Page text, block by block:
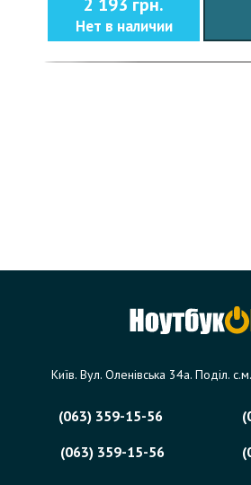
Нет в наличии
Київ. Вул. Оленівська 34а. Поділ.
(063) 359-15-56
(063) 359-15-56